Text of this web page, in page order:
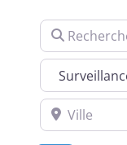
Rechercher
Services
Ville